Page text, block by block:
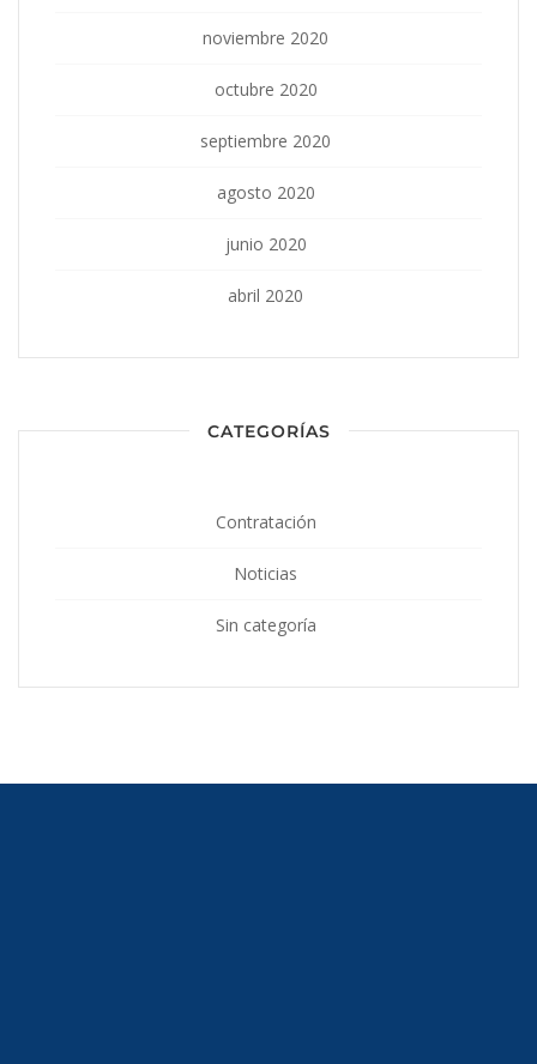
noviembre 2020
octubre 2020
septiembre 2020
agosto 2020
junio 2020
abril 2020
CATEGORÍAS
Contratación
Noticias
Sin categoría